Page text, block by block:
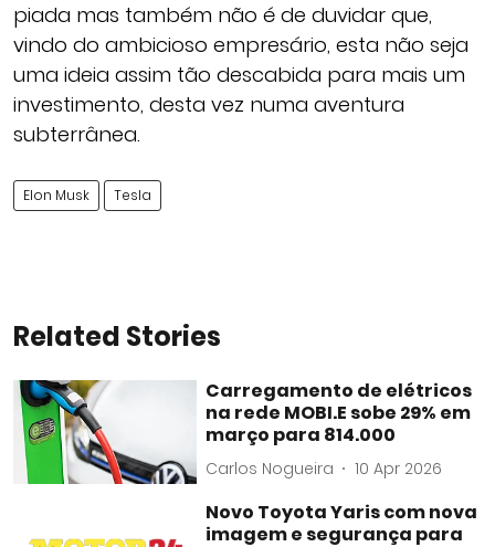
piada mas também não é de duvidar que,
vindo do ambicioso empresário, esta não seja
uma ideia assim tão descabida para mais um
investimento, desta vez numa aventura
subterrânea.
Elon Musk Tesla
Related Stories
Carregamento de elétricos
na rede MOBI.E sobe 29% em
março para 814.000
Carlos Nogueira 10 Apr 2026
Novo Toyota Yaris com nova
imagem e segurança para